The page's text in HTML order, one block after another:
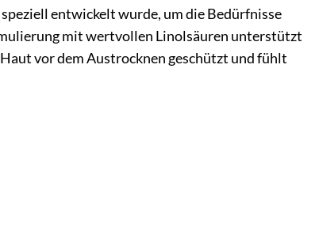
entwickelt wurde, um die Bedürfnisse
mit wertvollen Linolsäuren unterstützt
vor dem Austrocknen geschützt und fühlt